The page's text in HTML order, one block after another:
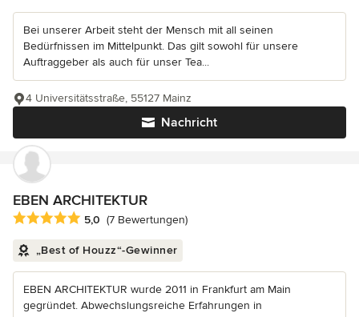
Bei unserer Arbeit steht der Mensch mit all seinen
Bedürfnissen im Mittelpunkt. Das gilt sowohl für unsere
Auftraggeber als auch für unser Tea...
Nachricht
4 Universitätsstraße, 55127 Mainz
EBEN ARCHITEKTUR
Durchschnittliche Bewertung: 5 von 5 Sternen
5,0 (7 Bewertungen)
„Best of Houzz“-Gewinner
EBEN ARCHITEKTUR wurde 2011 in Frankfurt am Main
gegründet. Abwechslungsreiche Erfahrungen in